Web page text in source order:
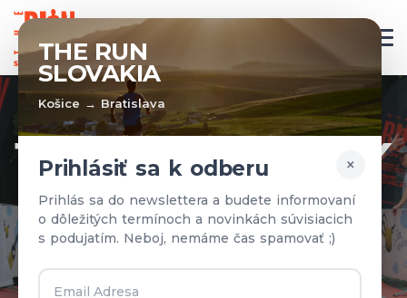
THE RUN
SLOVAKIA
Košice → Bratislava
×
Prihlásiť sa k odberu
Prihlás sa do newslettera a budete informovaní
o dôležitých termínoch a novinkách súvisiacich
s podujatím. Neboj, nemáme čas spamovať ;)
TÍMY A VÝSLEDKY
Prihlásené tímy a výsledky z
predchádzajúcich rokov.